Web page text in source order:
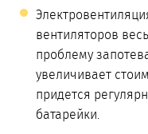
вентиляторов
проблему
увеличивает
придется
батарейки.